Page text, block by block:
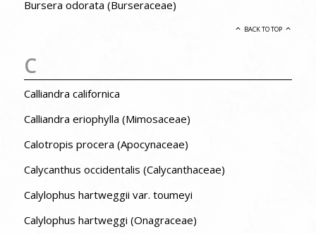
Bursera odorata (Burseraceae)
BACK TO TOP
C
Calliandra californica
Calliandra eriophylla (Mimosaceae)
Calotropis procera (Apocynaceae)
Calycanthus occidentalis (Calycanthaceae)
Calylophus hartweggii var. toumeyi
Calylophus hartweggi (Onagraceae)